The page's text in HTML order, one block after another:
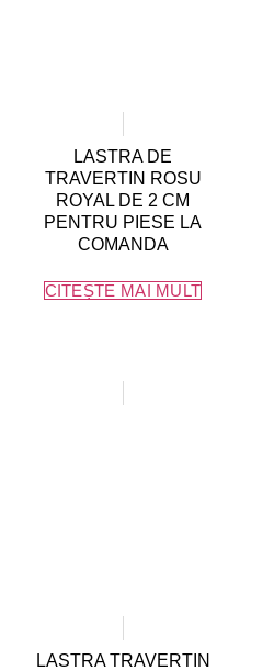
LASTRA DE
TRAVERTIN ROSU
ROYAL DE 2 CM
PENTRU PIESE LA
COMANDA
CITEȘTE MAI MULT
LASTRA TRAVERTIN